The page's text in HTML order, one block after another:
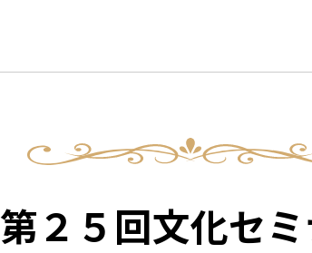
第２５回文化セ